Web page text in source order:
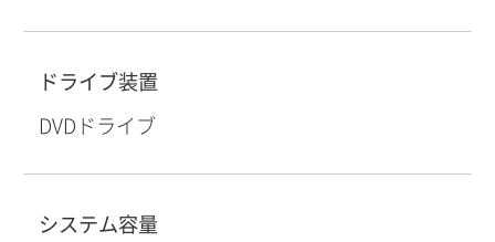
ドライブ装置
DVDドライブ
システム容量